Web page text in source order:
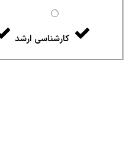
کارشناسی ارشد